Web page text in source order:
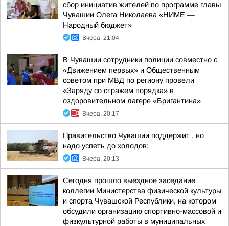
сбор инициатив жителей по программе главы
Чувашии Олега Николаева «НИМЕ —
Народный бюджет»
Вчера, 21:04
В Чувашии сотрудники полиции совместно с
«Движением первых» и Общественным
советом при МВД по региону провели
«Заряду со стражем порядка» в
оздоровительном лагере «Бригантина»
Вчера, 20:17
Правительство Чувашии поддержит , но
надо успеть до холодов:
Вчера, 20:13
Сегодня прошло выездное заседание
коллегии Министерства физической культуры
и спорта Чувашской Республики, на котором
обсудили организацию спортивно-массовой и
физкультурной работы в муниципальных